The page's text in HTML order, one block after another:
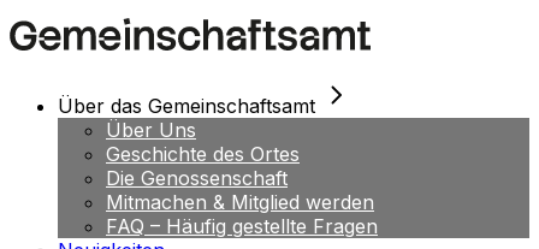
Über das Gemeinschaftsamt
Über Uns
Geschichte des Ortes
Die Genossenschaft
Mitmachen & Mitglied werden
FAQ – Häufig gestellte Fragen